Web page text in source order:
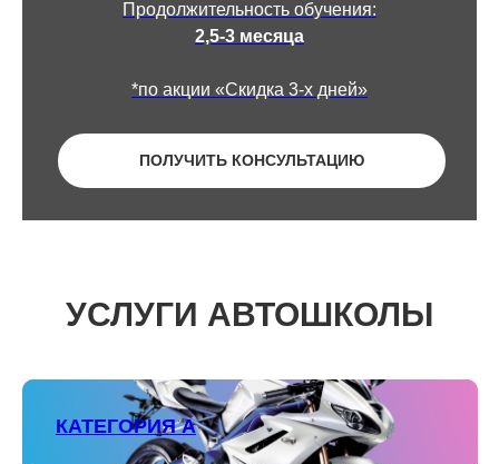
Продолжительность обучения:
2,5-3 месяца
*по акции «Скидка 3-х дней»
ПОЛУЧИТЬ КОНСУЛЬТАЦИЮ
УСЛУГИ АВТОШКОЛЫ
КАТЕГОРИЯ А